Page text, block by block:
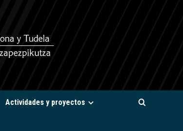
Actividades y proyectos